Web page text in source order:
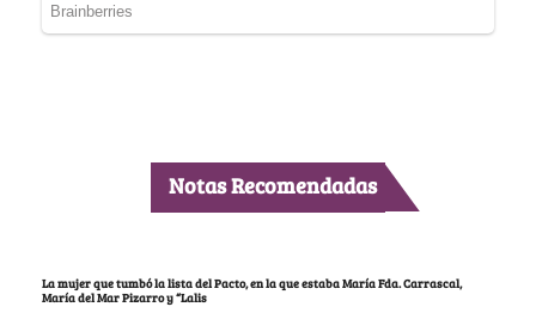
Notas Recomendadas
La mujer que tumbó la lista del Pacto, en la que estaba María Fda. Carrascal,
María del Mar Pizarro y “Lalis